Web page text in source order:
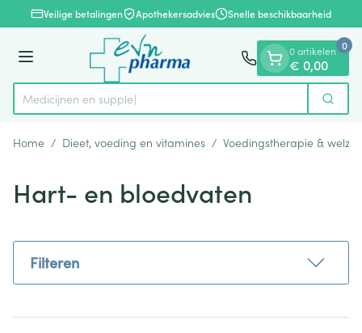
Ga naar de inhoud
1 van 1Veilige betalingen Apothekersadvies Snelle beschikbaarheid
Menu
Product, merk, categorie...
M Zoek
0 artikelen
€ 0,00
0
Home / Dieet, voeding en vitamines / Voedingstherapie & welzijn
Hart- en bloedvaten
Filteren